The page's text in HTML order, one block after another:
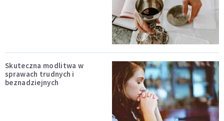
Skuteczna modlitwa w
sprawach trudnych i
beznadziejnych